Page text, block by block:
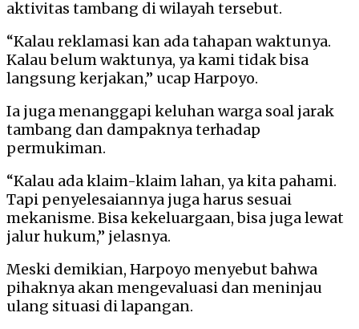
aktivitas tambang di wilayah tersebut.
“Kalau reklamasi kan ada tahapan waktunya.
Kalau belum waktunya, ya kami tidak bisa
langsung kerjakan,” ucap Harpoyo.
Ia juga menanggapi keluhan warga soal jarak
tambang dan dampaknya terhadap
permukiman.
“Kalau ada klaim-klaim lahan, ya kita pahami.
Tapi penyelesaiannya juga harus sesuai
mekanisme. Bisa kekeluargaan, bisa juga lewat
jalur hukum,” jelasnya.
Meski demikian, Harpoyo menyebut bahwa
pihaknya akan mengevaluasi dan meninjau
ulang situasi di lapangan.